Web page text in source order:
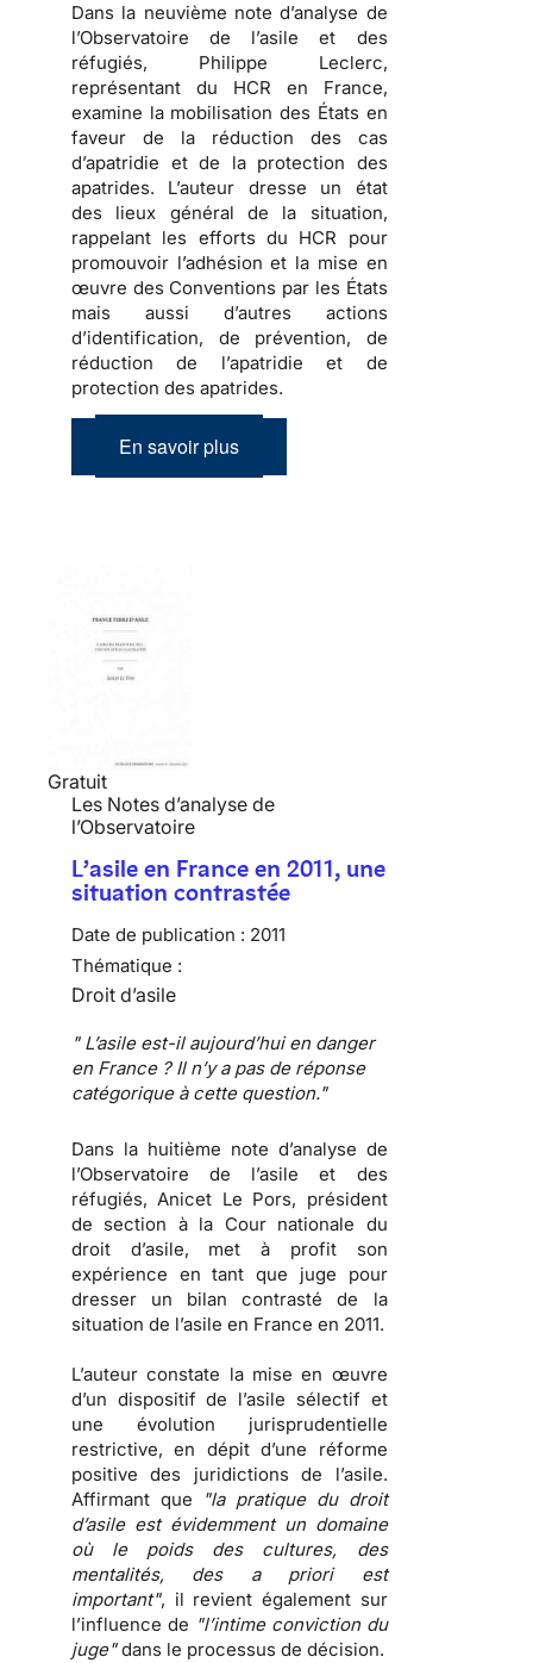
Dans la neuvième note d’analyse de
l’Observatoire de l’asile et des
réfugiés, Philippe Leclerc,
représentant du HCR en France,
examine la mobilisation des États en
faveur de la réduction des cas
d’apatridie et de la protection des
apatrides. L’auteur dresse un état
des lieux général de la situation,
rappelant les efforts du HCR pour
promouvoir l’adhésion et la mise en
œuvre des Conventions par les États
mais aussi d’autres actions
d’identification, de prévention, de
réduction de l’apatridie et de
protection des apatrides.
En savoir plus
Gratuit
Les Notes d’analyse de
l’Observatoire
L’asile en France en 2011, une
situation contrastée
Date de publication : 2011
Thématique :
Droit d’asile
" L’asile est-il aujourd’hui en danger
en France ? Il n’y a pas de réponse
catégorique à cette question."
Dans la huitième note d’analyse de
l’Observatoire de l’asile et des
réfugiés,Anicet Le Pors, président
de section à la Cour nationale du
droit d’asile, met à profit son
expérience en tant que juge pour
dresser un bilan contrasté de la
situation de l’asile en France en 2011.
L’auteur constate la mise en œuvre
d’un dispositif de l’asile sélectif et
une évolution jurisprudentielle
restrictive, en dépit d’une réforme
positive des juridictions de l’asile.
Affirmant que
"la pratique du droit
d’asile est évidemment un domaine
où le poids des cultures, des
mentalités, des a priori est
important", il revient également sur
l’influence de "l’intime conviction du
juge"dans le processus de décision.